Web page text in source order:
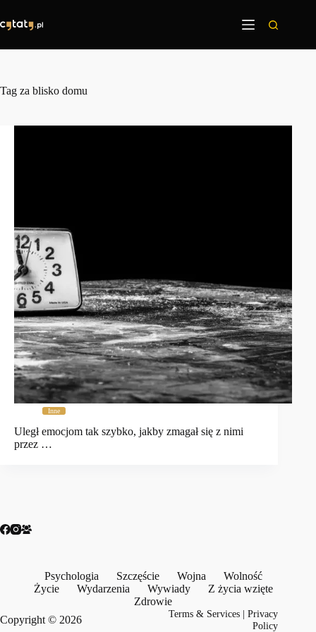
treści
Tag za blisko domu
Inne
Uległ emocjom tak szybko, jakby zmagał się z nimi
przez …
Psychologia Szczęście Wojna
Wolność
Życie
Wydarzenia Wywiady
Z życia wzięte
Zdrowie
Copyright © 2026
Terms & Services |Privacy
Policy